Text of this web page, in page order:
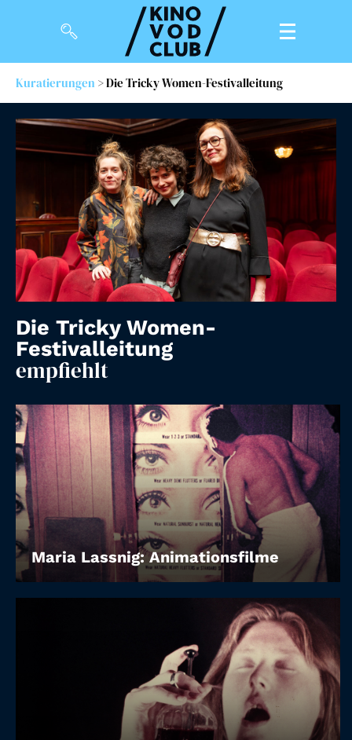
Filme
Magazin
Kuratierungen
Events
So geht’s
Filmpakete
& Filmpässe
Account
Kuratierungen > Die Tricky Women-Festivalleitung
Die Tricky Women-
Festivalleitung
empfiehlt
Maria Lassnig: Animationsfilme